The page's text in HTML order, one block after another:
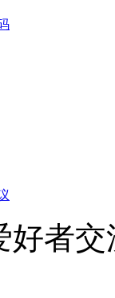
好者交